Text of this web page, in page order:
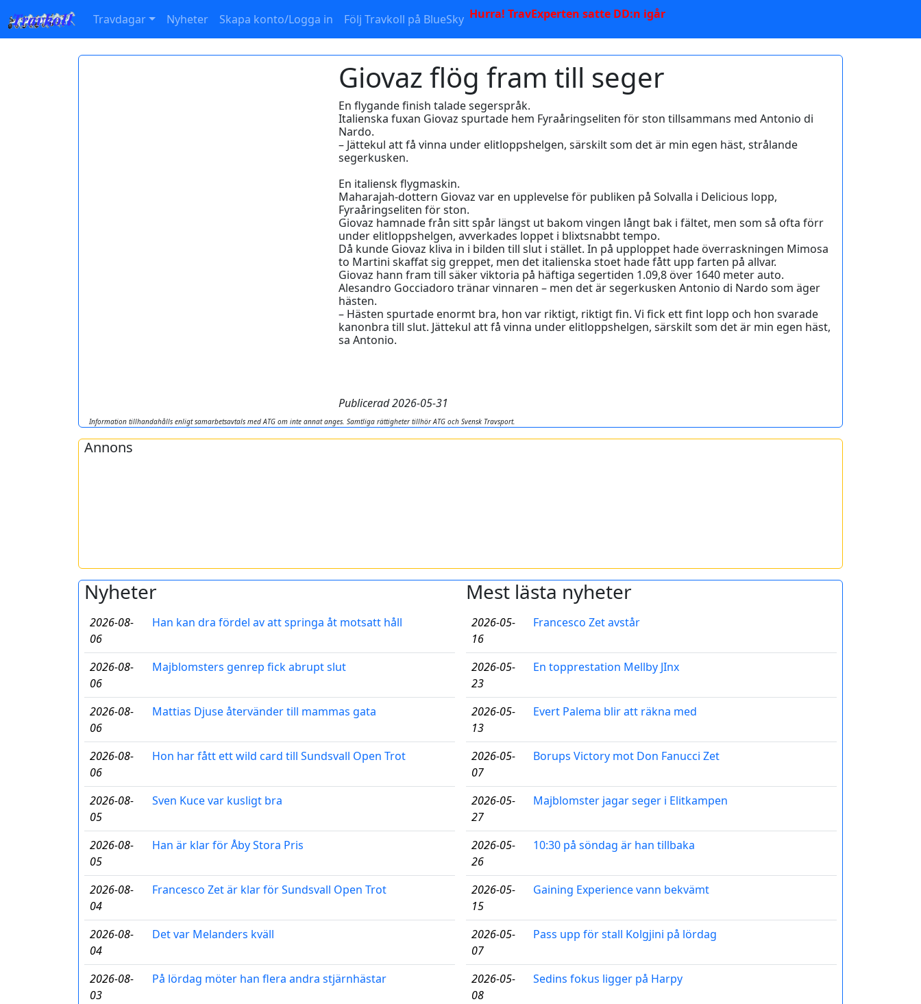
Travdagar Nyheter Skapa konto/Logga in Följ Travkoll på BlueSky Hurra! TravExperten satte DD:n igår
Giovaz flög fram till seger
En flygande finish talade segerspråk.
Italienska fuxan Giovaz spurtade hem Fyraåringseliten för ston tillsammans med Antonio di
Nardo.
– Jättekul att få vinna under elitloppshelgen, särskilt som det är min egen häst, strålande
segerkusken.
En italiensk flygmaskin.
Maharajah-dottern Giovaz var en upplevelse för publiken på Solvalla i Delicious lopp,
Fyraåringseliten för ston.
Giovaz hamnade från sitt spår längst ut bakom vingen långt bak i fältet, men som så ofta förr
under elitloppshelgen, avverkades loppet i blixtsnabbt tempo.
Då kunde Giovaz kliva in i bilden till slut i stället. In på upploppet hade överraskningen Mimosa
to Martini skaffat sig greppet, men det italienska stoet hade fått upp farten på allvar.
Giovaz hann fram till säker viktoria på häftiga segertiden 1.09,8 över 1640 meter auto.
Alesandro Gocciadoro tränar vinnaren – men det är segerkusken Antonio di Nardo som äger
hästen.
– Hästen spurtade enormt bra, hon var riktigt, riktigt fin. Vi fick ett fint lopp och hon svarade
kanonbra till slut. Jättekul att få vinna under elitloppshelgen, särskilt som det är min egen häst,
sa Antonio.
Publicerad 2026-05-31
Information tillhandahålls enligt samarbetsavtals med ATG om inte annat anges. Samtliga rättigheter tillhör ATG och Svensk Travsport.
Annons
Nyheter
2026-08-
06
Han kan dra fördel av att springa åt motsatt håll
2026-08-
06
Majblomsters genrep fick abrupt slut
2026-08-
06
Mattias Djuse återvänder till mammas gata
2026-08-
06
Hon har fått ett wild card till Sundsvall Open Trot
2026-08-
05
Sven Kuce var kusligt bra
2026-08-
05
Han är klar för Åby Stora Pris
2026-08-
04
Francesco Zet är klar för Sundsvall Open Trot
2026-08-
04
Det var Melanders kväll
2026-08-
03
På lördag möter han flera andra stjärnhästar
Mest lästa nyheter
2026-05-
16
Francesco Zet avstår
2026-05-
23
En topprestation Mellby JInx
2026-05-
13
Evert Palema blir att räkna med
2026-05-
07
Borups Victory mot Don Fanucci Zet
2026-05-
27
Majblomster jagar seger i Elitkampen
2026-05-
26
10:30 på söndag är han tillbaka
2026-05-
15
Gaining Experience vann bekvämt
2026-05-
07
Pass upp för stall Kolgjini på lördag
2026-05-
08
Sedins fokus ligger på Harpy